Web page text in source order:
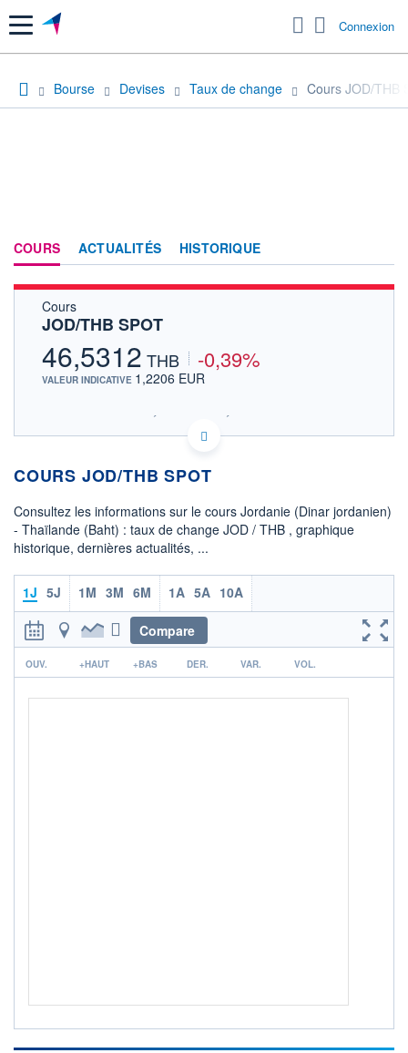
Menu Connexion
Bourse Devises Taux de change Cours JOD/THB
COURS ACTUALITÉS HISTORIQUE
Cours
JOD/THB SPOT
46,5312 THB -0,39%
VALEUR INDICATIVE 1,2206 EUR
SIX - FOREX 2 DONNÉES TEMPS RÉEL
Politique d'exécution
12h51
46,6
OUVERTURE
46,7146
CLÔTURE VEILLE
46,8133 46,3761
COTATION SPÉCIFIQUE
COURS JOD/THB SPOT
Consultez les informations sur le cours Jordanie (Dinar jordanien)
- Thaïlande (Baht) : taux de change JOD / THB , graphique
historique, dernières actualités, ...
1J 5J 1M 3M 6M 1A 5A 10A
Compare
r
OUV. +HAUT +BAS DER. VAR. VOL.